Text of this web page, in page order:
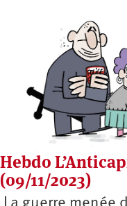
Hebdo
(09/11/2023)